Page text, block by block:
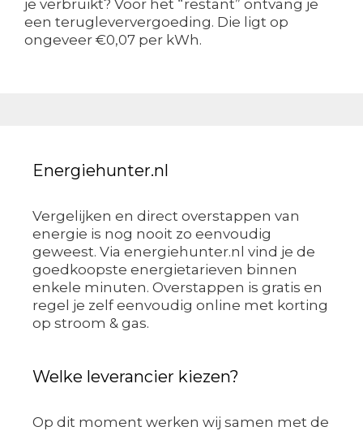
je verbruikt? Voor het “restant” ontvang je
een terugleververgoeding. Die ligt op
ongeveer €0,07 per kWh.
Energiehunter.nl
Vergelijken en direct overstappen van
energie is nog nooit zo eenvoudig
geweest. Via energiehunter.nl vind je de
goedkoopste energietarieven binnen
enkele minuten. Overstappen is gratis en
regel je zelf eenvoudig online met korting
op stroom & gas.
Welke leverancier kiezen?
Op dit moment werken wij samen met de